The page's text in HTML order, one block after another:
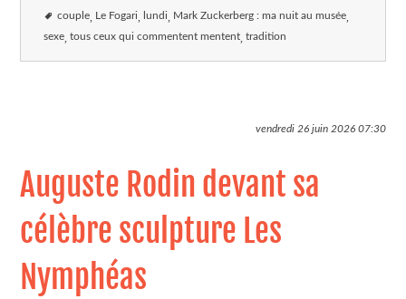
couple Le Fogari lundi Mark Zuckerberg : ma nuit au musée
sexe tous ceux qui commentent mentent tradition
vendredi 26 juin 202607:30
Auguste Rodin devant sa
célèbre sculpture Les
Nymphéas